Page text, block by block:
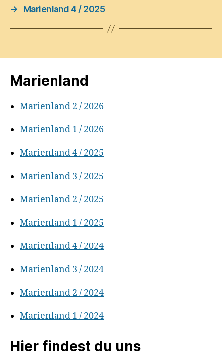
→
Marienland 4 / 2025
Marienland
Marienland 2 / 2026
Marienland 1 / 2026
Marienland 4 / 2025
Marienland 3 / 2025
Marienland 2 / 2025
Marienland 1 / 2025
Marienland 4 / 2024
Marienland 3 / 2024
Marienland 2 / 2024
Marienland 1 / 2024
Hier findest du uns